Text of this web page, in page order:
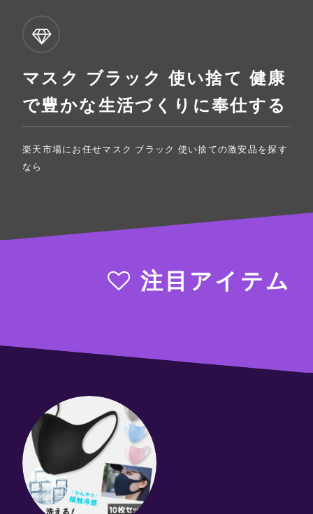
マスク ブラック 使い捨て 健康
で豊かな生活づくりに奉仕する
楽天市場にお任せマスク ブラック 使い捨ての激安品を探す
なら
注目アイテム